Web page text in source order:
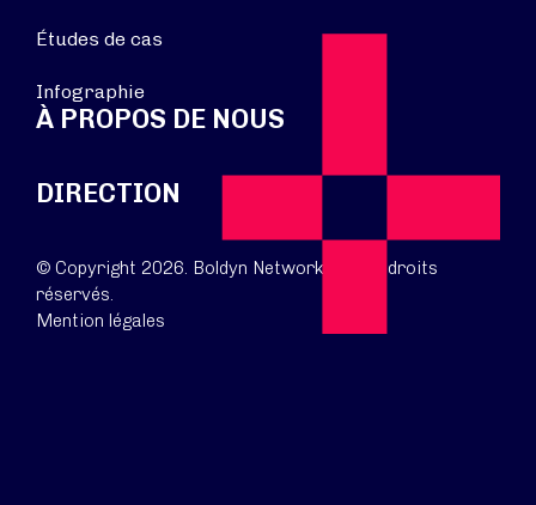
Études de cas
Infographie
À PROPOS DE NOUS
DIRECTION
© Copyright 2026. Boldyn Networks. Tous droits
réservés.
Mention légales